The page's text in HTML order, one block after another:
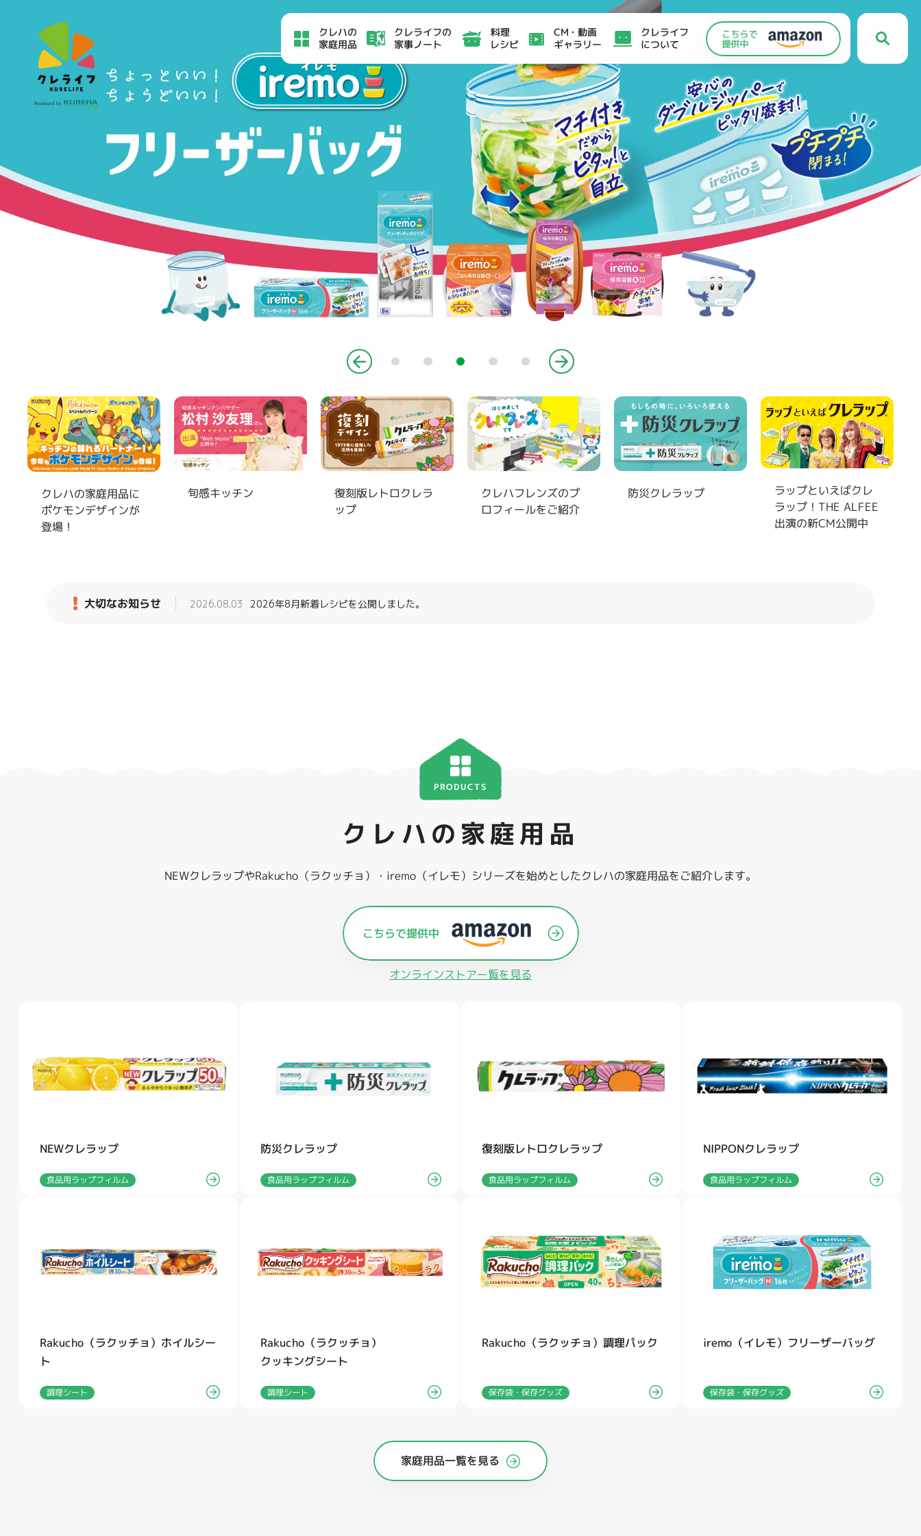
クレハの
家庭用品
クレライフの
家事ノート
料理
レシピ
CM・動画
ギャラリー
クレライフ
について
クレハの家庭用品に
ポケモンデザインが
登場！
旬感キッチン 復刻版レトロクレラ
ップ
クレハフレンズのプ
ロフィールをご紹介
防災クレラップ ラップといえばクレ
ラップ！THE ALFEE
出演の新CM公開中
大切なお知らせ 2026.08.03 2026年8月新着レシピを公開しました。
PRODUCTS
クレハの家庭用品
NEWクレラップやRakucho（ラクッチョ）・iremo（イレモ）シリーズを始めとしたクレハの家庭用品をご紹介します。
オンラインストアー覧を見る
NEWクレラップ
食品用ラップフィルム
防災クレラップ
食品用ラップフィルム
復刻版レトロクレラップ
食品用ラップフィルム
NIPPONクレラップ
食品用ラップフィルム
Rakucho（ラクッチョ）ホイルシー
ト
調理シート
Rakucho（ラクッチョ）
クッキングシート
調理シート
Rakucho（ラクッチョ）調理パック
保存袋・保存グッズ
iremo（イレモ）フリーザーバッグ
保存袋・保存グッズ
家庭用品一覧を見る